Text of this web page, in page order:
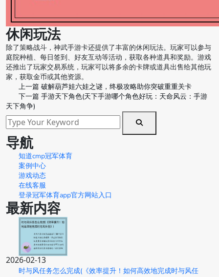
休闲玩法
除了策略战斗，神武手游卡还提供了丰富的休闲玩法。玩家可以参与
庭院种植、每日签到、好友互动等活动，获取各种道具和奖励。游戏
还推出了玩家交易系统，玩家可以将多余的卡牌或道具出售给其他玩
家，获取金币或其他资源。
上一篇 破解葫芦娃六娃之谜，终极攻略助你突破重重关卡
下一篇 手游天下角色(天下手游哪个角色好玩：天命风云：手游
天下角争)
导航
知道cmp冠军体育
案例中心
游戏动态
在线客服
登录冠军体育app官方网站入口
最新内容
2026-02-13
时与风任务怎么完成(《效率提升！如何高效地完成时与风任